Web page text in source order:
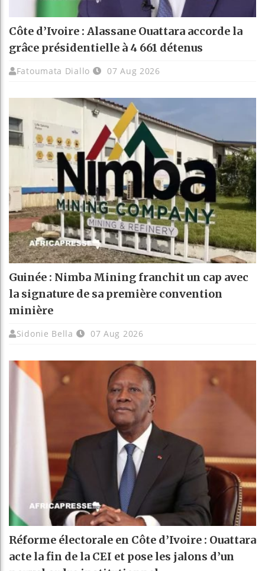
Côte d’Ivoire : Alassane Ouattara accorde la
grâce présidentielle à 4 661 détenus
Fatoumata Diallo 07 Aug 2026
Guinée : Nimba Mining franchit un cap avec
la signature de sa première convention
minière
Sidonie Bella 07 Aug 2026
Réforme électorale en Côte d’Ivoire : Ouattara
acte la fin de la CEI et pose les jalons d’un